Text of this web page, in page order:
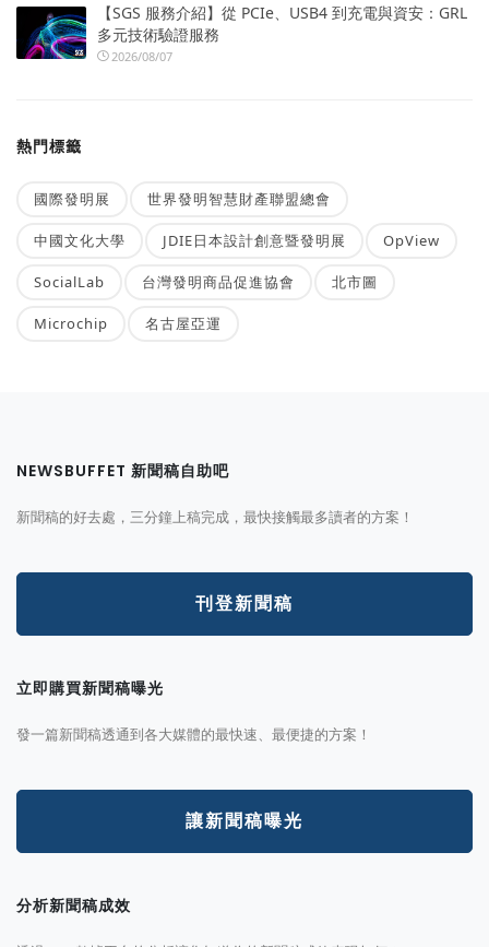
【SGS 服務介紹】從 PCIe、USB4 到充電與資安：GRL
多元技術驗證服務
2026/08/07
熱門標籤
國際發明展 世界發明智慧財產聯盟總會
中國文化大學 JDIE日本設計創意暨發明展 OpView
SocialLab 台灣發明商品促進協會 北市圖
Microchip 名古屋亞運
NEWSBUFFET 新聞稿自助吧
新聞稿的好去處，三分鐘上稿完成，最快接觸最多讀者的方案！
刊登新聞稿
立即購買新聞稿曝光
發一篇新聞稿透通到各大媒體的最快速、最便捷的方案！
讓新聞稿曝光
分析新聞稿成效